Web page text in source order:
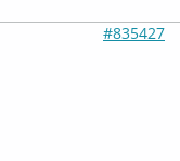
#835427